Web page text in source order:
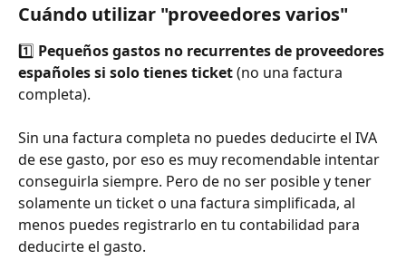
Cuándo utilizar "proveedores varios"
1️⃣ Pequeños gastos no recurrentes de proveedores
españoles si solo tienes ticket (no una factura
completa).
Sin una factura completa no puedes deducirte el IVA
de ese gasto, por eso es muy recomendable intentar
conseguirla siempre. Pero de no ser posible y tener
solamente un ticket o una factura simplificada, al
menos puedes registrarlo en tu contabilidad para
deducirte el gasto.